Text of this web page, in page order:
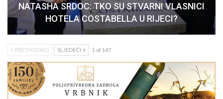
NATASHA SRDOC: TKO SU STVARNI VLASNICI
HOTELA COSTABELLA U RIJECI?
PRETHODNO SLJEDEĆI 1 of 147